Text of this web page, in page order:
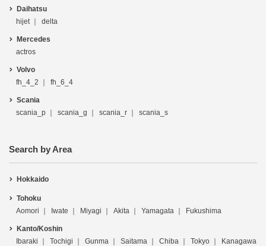
Daihatsu
hijet
delta
Mercedes
actros
Volvo
fh_4_2
fh_6_4
Scania
scania_p
scania_g scania_r scania_s
Search by Area
Hokkaido
Tohoku
Aomori
Iwate Miyagi Akita Yamagata Fukushima
Kanto/Koshin
Ibaraki
Tochigi Gunma Saitama Chiba Tokyo
Kanagawa